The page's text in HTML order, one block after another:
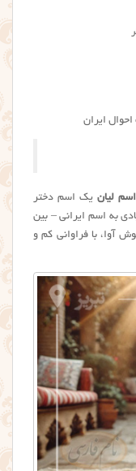
ایران
اسم لیانیک اسم دختر
به اسم ایرانی – بین
و خوش آوا، با فراوانی کم و